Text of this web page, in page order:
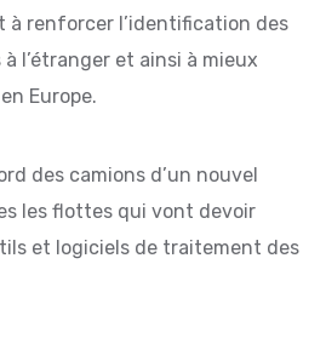
renforcer l’identification des
l’étranger et ainsi à mieux
Europe.
des camions d’un nouvel
les flottes qui vont devoir
et logiciels de traitement des